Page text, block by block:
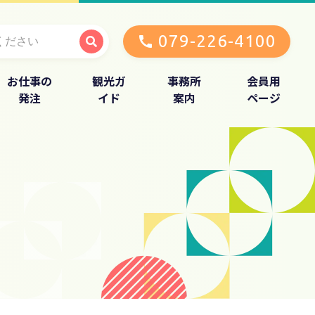
079-226-4100
お仕事の
発注
観光ガ
イド
事務所
案内
会員用
ページ